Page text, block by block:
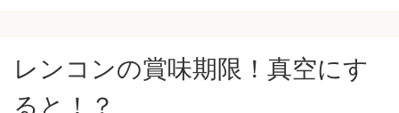
レンコンの賞味期限！真空にす
ると！？